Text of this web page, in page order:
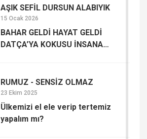
AŞIK SEFİL DURSUN ALABIYIK
15 Ocak 2026
BAHAR GELDİ HAYAT GELDİ
DATÇA’YA KOKUSU İNSANA
RUMUZ - SENSİZ OLMAZ
23 Ekim 2025
Ülkemizi el ele verip tertemiz
yapalım mı?